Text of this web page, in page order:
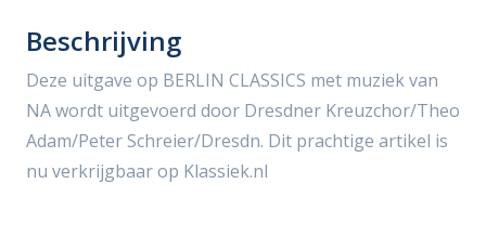
Beschrijving
Deze uitgave op BERLIN CLASSICS met muziek van
NA wordt uitgevoerd door Dresdner Kreuzchor/Theo
Adam/Peter Schreier/Dresdn. Dit prachtige artikel is
nu verkrijgbaar op Klassiek.nl